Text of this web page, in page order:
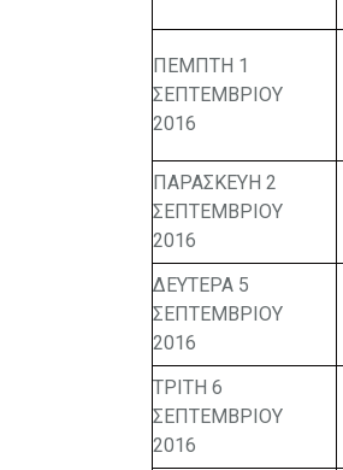
ΠΕΜΠΤΗ 1
ΣΕΠΤΕΜΒΡΙΟΥ
2016
ΠΑΡΑΣΚΕΥΗ 2
ΣΕΠΤΕΜΒΡΙΟΥ
2016
ΔΕΥΤΕΡΑ 5
ΣΕΠΤΕΜΒΡΙΟΥ
2016
ΤΡΙΤΗ 6
ΣΕΠΤΕΜΒΡΙΟΥ
2016